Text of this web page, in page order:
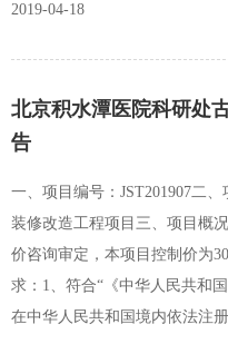
池柜注：（1）供应商投标产
UPS主机及两台电池柜的承重
防水方面，需设立防水顶棚及
质，满足防火要求。（3）需
元器件宜为国内知名品牌。2、
部门审批，资金已落实，预算
点、联系方式：（1）本项目
纸质招…
2019-04-18
北京积水潭医院科研处
告
一、项目编号：JST201907二
装修改造工程项目三、项目概
价咨询审定，本项目控制价为
求：1、符合“《中华人民共和
在中华人民共和国境内依法注